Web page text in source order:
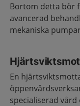
Bortom detta bör
avancerad
mekaniska
En
specialiserad